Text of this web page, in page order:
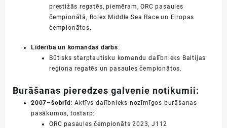
prestižās regatēs, piemēram, ORC pasaules
čempionātā, Rolex Middle Sea Race un Eiropas
čempionātos.
Līderība un komandas darbs:
Būtisks starptautisku komandu dalībnieks Baltijas
reģiona regatēs un pasaules čempionātos.
Burāšanas pieredzes galvenie notikumii:
2007–šobrīd : Aktīvs dalībnieks nozīmīgos burāšanas
pasākumos, tostarp:
ORC pasaules čempionāts 2023, J112